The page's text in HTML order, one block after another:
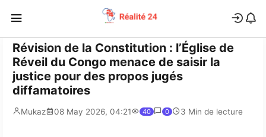
Révision de la Constitution : l’Église de
Réveil du Congo menace de saisir la
justice pour des propos jugés
diffamatoires
Mukaz 08 May 2026, 04:21 40 0 3 Min de lecture